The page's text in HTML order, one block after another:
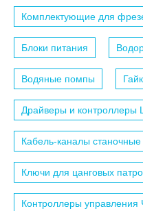
Комплектующие для
Блоки питания
Водяные помпы
Драйверы и контроллеры
Кабель-каналы станочные
Ключи для цанговых
Контроллеры управления